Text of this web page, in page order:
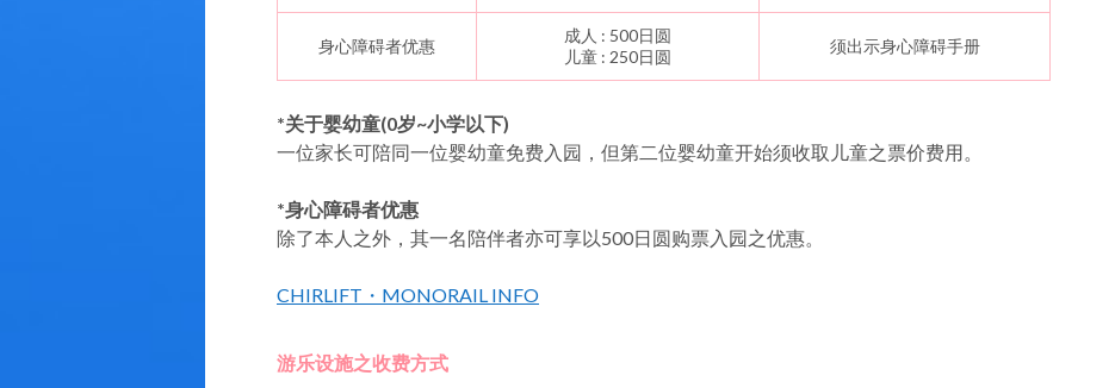
身心障碍者优惠
成人 : 500日圆
儿童 : 250日圆
须出示身心障碍手册
*关于婴幼童(0岁~小学以下)
一位家长可陪同一位婴幼童免费入园，但第二位婴幼童开始须收取儿童之票价费用。
*身心障碍者优惠
除了本人之外，其一名陪伴者亦可享以500日圆购票入园之优惠。
CHIRLIFT・MONORAIL INFO
游乐设施之收费方式